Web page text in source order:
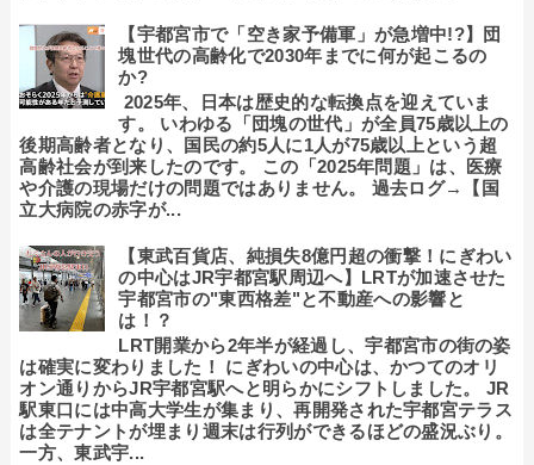
【宇都宮市で「空き家予備軍」が急増中!?】団
塊世代の高齢化で2030年までに何が起こるの
か?
2025年、日本は歴史的な転換点を迎えていま
す。 いわゆる「団塊の世代」が全員75歳以上の
後期高齢者となり、国民の約5人に1人が75歳以上という超
高齢社会が到来したのです。 この「2025年問題」は、医療
や介護の現場だけの問題ではありません。 過去ログ→【国
立大病院の赤字が...
【東武百貨店、純損失8億円超の衝撃！にぎわい
の中心はJR宇都宮駅周辺へ】LRTが加速させた
宇都宮市の"東西格差"と不動産への影響と
は！？
LRT開業から2年半が経過し、宇都宮市の街の姿
は確実に変わりました！ にぎわいの中心は、かつてのオリ
オン通りからJR宇都宮駅へと明らかにシフトしました。 JR
駅東口には中高大学生が集まり、再開発された宇都宮テラス
は全テナントが埋まり週末は行列ができるほどの盛況ぶり。
一方、東武宇...